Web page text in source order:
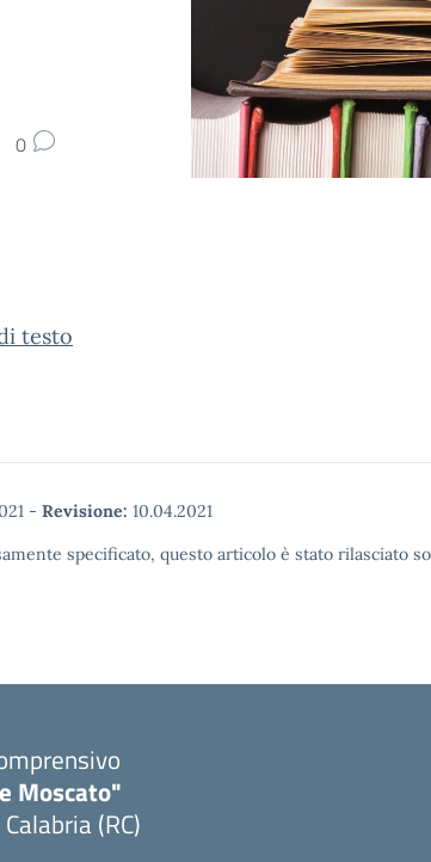
0
testo
- Revisione: 10.04.2021
specificato, questo articolo è stato rilasciato
Moscato"
(RC)